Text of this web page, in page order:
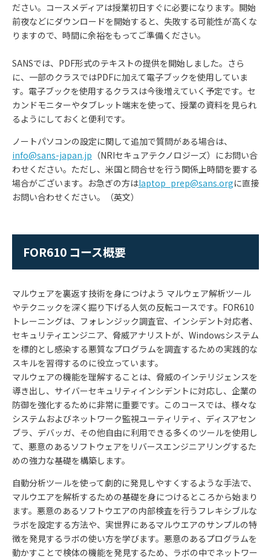
ださい。コースメディアは授業初日すぐに必要になります。開始
前夜などにダウンロードを開始すると、失敗する可能性が高くな
りますので、時間に余裕をもってご準備ください。
SANSでは、PDF形式のテキストの提供を開始しました。さら
に、一部のクラスではPDFに加えて電子ブックを使用していま
す。電子ブックを使用するクラスは今後増えていく予定です。セ
カンドモニターやタブレット端末を使って、授業の資料を見られ
るようにしておくと便利です。
ノートパソコンの設定に関して追加で質問がある場合は、
info@sans-japan.jp （NRIセキュアテクノロジーズ）にお問い合
わせください。ただし、米国と問合せを行う関係上時間を要する
場合がございます。お急ぎの方はlaptop_prep@sans.orgに直接
お問い合わせください。（英文）
FOR610 コース概要
マルウェアを裏返す技術を身につけよう マルウェア解析ツール
やテクニックを深く掘り下げる人気の反転コースです。FOR610
トレーニングは、フォレンジック調査官、インシデント対応者、
セキュリティエンジニア、脅威アナリストが、Windowsシステム
を標的とし感染する悪質なプログラムを調査するための実践的な
スキルを習得するのに役立っています。
マルウェアの機能を理解することは、脅威のインテリジェンスを
導き出し、サイバーセキュリティインシデントに対応し、企業の
防御を強化するために非常に重要です。このコースでは、様々な
システムおよびネットワーク監視ユーティリティ、ディスアセン
ブラ、デバッガ、その他自由に利用できる多くのツールを使用し
て、悪意のあるソフトウェアをリバースエンジニアリングするた
めの強力な基礎を構築します。
自動分析ツールを使って劇的に発見しやすくするような手法で、
マルウエアを解析するための基礎を身につけるところから始まり
ます。悪意のあるソフトウエアの内部検査を行うフレキシブルな
ラボを設定する方法や、実世界にあるマルウエアのサンプルの特
徴を発見するラボの使い方を学びます。悪意のあるプログラムを
動かすことで検体の機能を発見するため、ラボの中でネットワー